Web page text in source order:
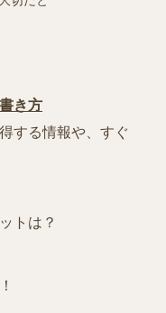
き方
する情報や、すぐ
トは？